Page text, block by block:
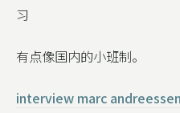
习
有点像国内的小班制。
interview marc andreessen